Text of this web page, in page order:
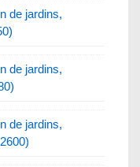
de jardins,
de jardins,
de jardins,